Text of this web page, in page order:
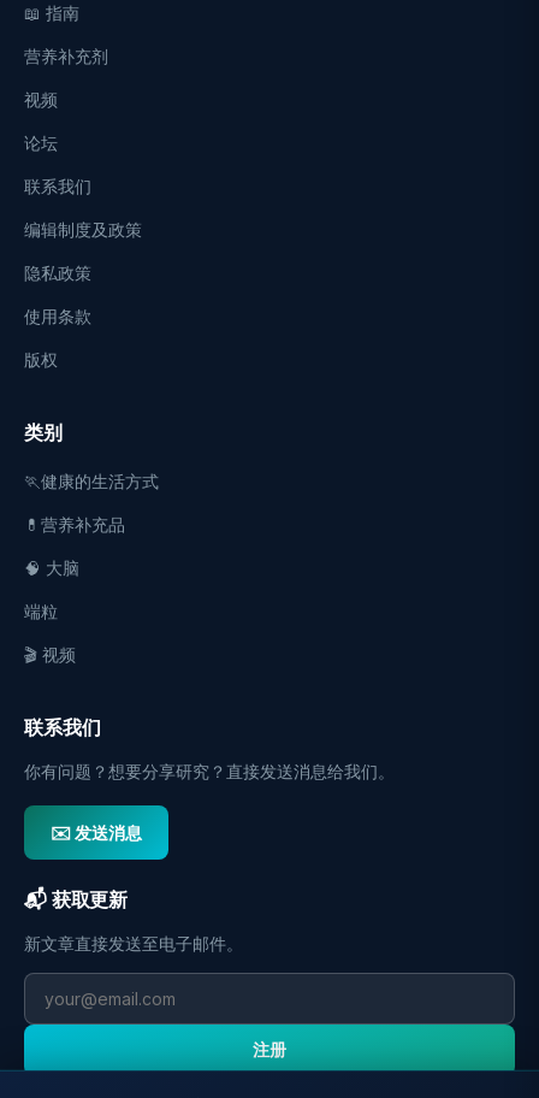
📖 指南
营养补充剂
视频
论坛
联系我们
编辑制度及政策
隐私政策
使用条款
版权
类别
🏃健康的生活方式
💊营养补充品
🧠 大脑
端粒
🎬 视频
联系我们
你有问题？想要分享研究？直接发送消息给我们。
✉️ 发送消息
📬 获取更新
新文章直接发送至电子邮件。
注册